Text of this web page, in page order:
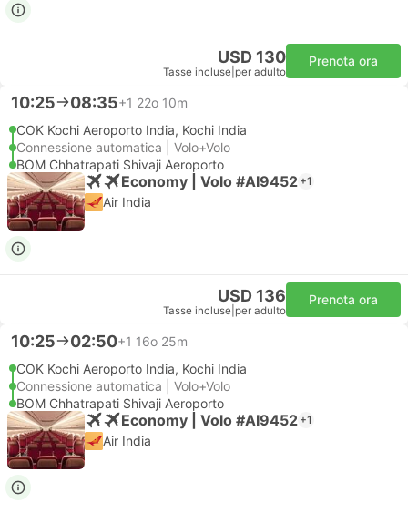
USD 130
Tasse incluse per adulto
Prenota ora
10:25 08:35+1 22o 10m
COK Kochi Aeroporto India, Kochi India
Connessione automatica | Volo+Volo
BOM Chhatrapati Shivaji Aeroporto
Economy | Volo #AI9452 +1
Air India
USD 136
Tasse incluse per adulto
Prenota ora
10:25 02:50+1 16o 25m
COK Kochi Aeroporto India, Kochi India
Connessione automatica | Volo+Volo
BOM Chhatrapati Shivaji Aeroporto
Economy | Volo #AI9452 +1
Air India